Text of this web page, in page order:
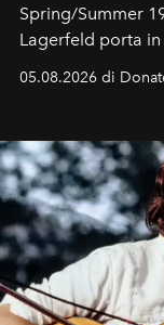
Spring/Summer
Lagerfeld porta
Kate, Claudia e
uno dei
05.08.2026 di